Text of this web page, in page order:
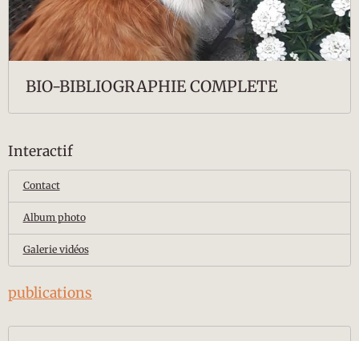
BIO-BIBLIOGRAPHIE COMPLETE
Interactif
Contact
Album photo
Galerie vidéos
publications